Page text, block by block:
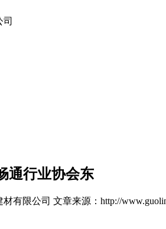
通行业协会东
有限公司 文章来源：http://